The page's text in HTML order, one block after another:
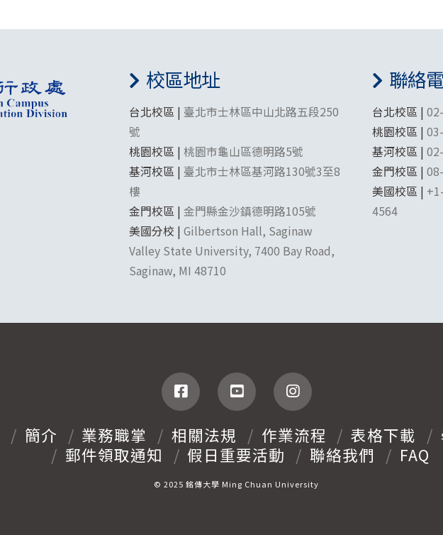
校區地址
台北校區 |臺北市士林區中山北路五段250
號
桃園校區 | 桃園市龜山區德明路5號
基河校區 |臺北市士林區基河路130號3至8
樓
金門校區 |金門縣金沙鎮德明路105號
美國分校 |Gilbertson Hall, Saginaw
Valley State University, 7400 Bay Road,
Saginaw, MI 48710
聯絡
台北校區 |
桃園校區 |
基河校區 |
金門校區 |
美國校區 |
4564
簡介 業務職掌 相關法規 作業流程 表格下載
郵件領取通知
假日重要活動 聯絡我們 FAQ
© 2025 銘傳大學 Ming Chuan University